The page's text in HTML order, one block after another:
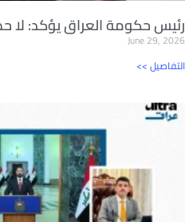
رئيس حكومة العراق يؤكد: لا
June 29, 2026
<< التفاصيل